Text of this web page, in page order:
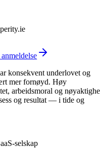
konsekvent underlovet og
mer fornøyd. Høy
arbeidsmoral og
og resultat — i tide og
selskap